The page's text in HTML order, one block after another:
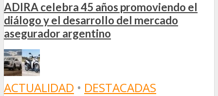
ADIRA celebra 45 años promoviendo el
diálogo y el desarrollo del mercado
asegurador argentino
ACTUALIDAD • DESTACADAS